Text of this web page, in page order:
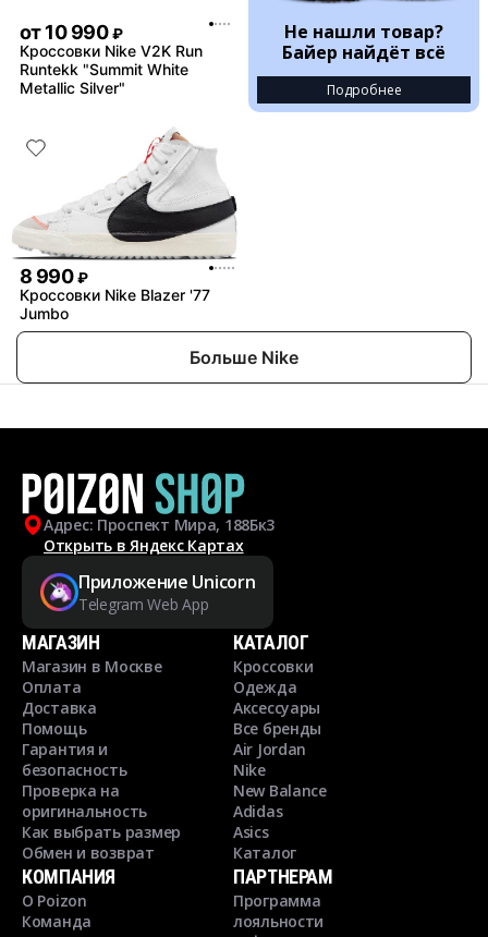
от10 990 ₽
Кроссовки Nike V2K Run
Runtekk "Summit White
Metallic Silver"
Не нашли товар?
Байер найдёт всё
Подробнее
8 990 ₽
Кроссовки Nike Blazer '77
Jumbo
Больше Nike
Адрес: Проспект Мира, 188Бк3
Открыть в Яндекс Картах
Приложение Unicorn
Telegram Web App
МАГАЗИН
Магазин в Москве
Оплата
Доставка
Помощь
Гарантия и
безопасность
Проверка на
оригинальность
Как выбрать размер
Обмен и возврат
КАТАЛОГ
Кроссовки
Одежда
Аксессуары
Все бренды
Air Jordan
Nike
New Balance
Adidas
Asics
Каталог
КОМПАНИЯ
О Poizon
Команда
ПАРТНЕРАМ
Программа
лояльности